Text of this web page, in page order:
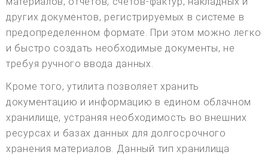
других документов, регистрируемых в системе в
предопределенном формате. При этом можно легко
и быстро создать необходимые документы, не
требуя ручного ввода данных.
Кроме того, утилита позволяет хранить
документацию и информацию в едином облачном
хранилище, устраняя необходимость во внешних
ресурсах и базах данных для долгосрочного
хранения материалов. Данный тип хранилища